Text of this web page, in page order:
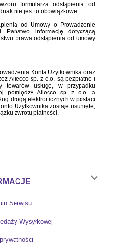
formularza odstąpienia od
nie jest to obowiązkowe.
od Umowy o Prowadzenie
Państwo informację dotyczącą
prawa odstąpienia od umowy
Konta Użytkownika oraz
Allecco sp. z o.o. są bezpłatne i
towarów usługę, w przypadku
pomiędzy Allecco sp. z o.o. a
drogą elektronicznych w postaci
Użytkownika zostaje usunięte,
zwrotu płatności.
Serwisu
Wysyłkowej